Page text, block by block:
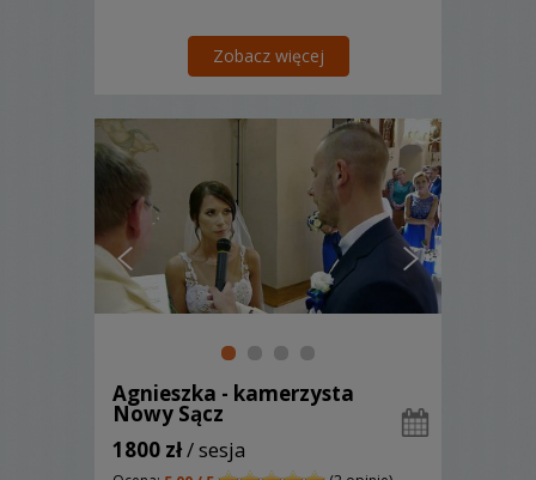
Zobacz więcej
Agnieszka - kamerzysta
Nowy Sącz
1800 zł/ sesja